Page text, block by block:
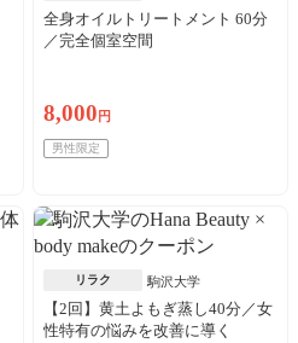
全身オイルトリートメント 60分
／完全個室空間
8,000 円
男性限定
リラク 駒沢大学
【2回】黄土よもぎ蒸し40分／女
性特有の悩みを改善に導く